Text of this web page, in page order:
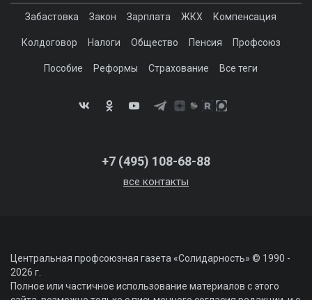
Забастовка Закон Зарплата ЖКХ Компенсация
Колдоговор Налоги Общество Пенсия Профсоюз
Пособие Реформы Страхование Все теги
+7 (495) 108-68-88
все контакты
Центральная профсоюзная газета «Солидарность» © 1990 -
2026 г.
Полное или частичное использование материалов с этого